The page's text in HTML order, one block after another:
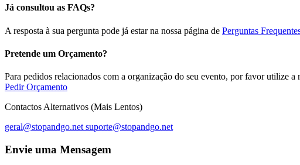
Já consultou as FAQs?
A resposta à sua pergunta pode já estar na nossa página de Perguntas
Pretende um Orçamento?
Para pedidos relacionados com a organização do seu evento, por favor utilize a
Pedir Orçamento
Contactos Alternativos (Mais Lentos)
geral@stopandgo.net suporte@stopandgo.net
Envie uma Mensagem